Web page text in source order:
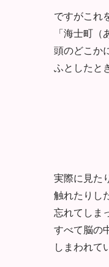
ですがこれ
「海士町
頭のどこか
ふとしたと
実際に見た
触れたりし
忘れてしま
すべて脳の
しまわれて